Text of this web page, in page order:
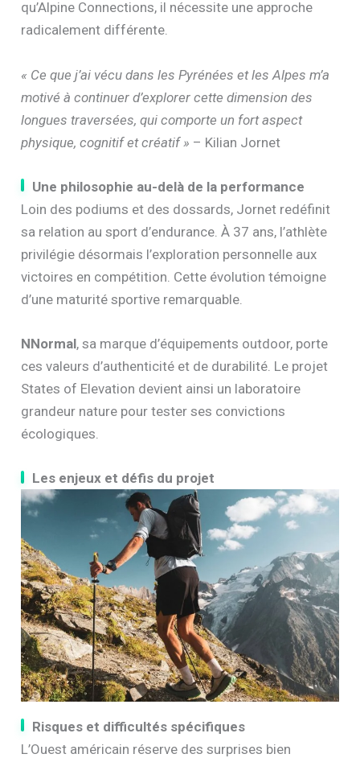
qu’Alpine Connections, il nécessite une approche
radicalement différente.
« Ce que j’ai vécu dans les Pyrénées et les Alpes m’a
motivé à continuer d’explorer cette dimension des
longues traversées, qui comporte un fort aspect
physique, cognitif et créatif » – Kilian Jornet
Une philosophie au-delà de la performance
Loin des podiums et des dossards, Jornet redéfinit
sa relation au sport d’endurance. À 37 ans, l’athlète
privilégie désormais l’exploration personnelle aux
victoires en compétition. Cette évolution témoigne
d’une maturité sportive remarquable.
NNormal, sa marque d’équipements outdoor, porte
ces valeurs d’authenticité et de durabilité. Le projet
States of Elevation devient ainsi un laboratoire
grandeur nature pour tester ses convictions
écologiques.
Les enjeux et défis du projet
Risques et difficultés spécifiques
L’Ouest américain réserve des surprises bien